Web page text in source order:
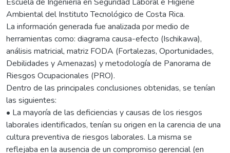
Ambiental del Instituto Tecnológico de Costa Rica.
La información generada fue analizada por medio de
herramientas como: diagrama causa-efecto (Ischikawa),
análisis matricial, matriz FODA (Fortalezas, Oportunidades,
Debilidades y Amenazas) y metodología de Panorama de
Riesgos Ocupacionales (PRO).
Dentro de las principales conclusiones obtenidas, se tenían
las siguientes:
• La mayoría de las deficiencias y causas de los riesgos
laborales identificados, tenían su origen en la carencia de una
cultura preventiva de riesgos laborales. La misma se
reflejaba en la ausencia de un compromiso gerencial (en